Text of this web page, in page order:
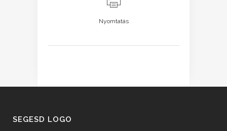
Nyomtatás
SEGESD LOGO